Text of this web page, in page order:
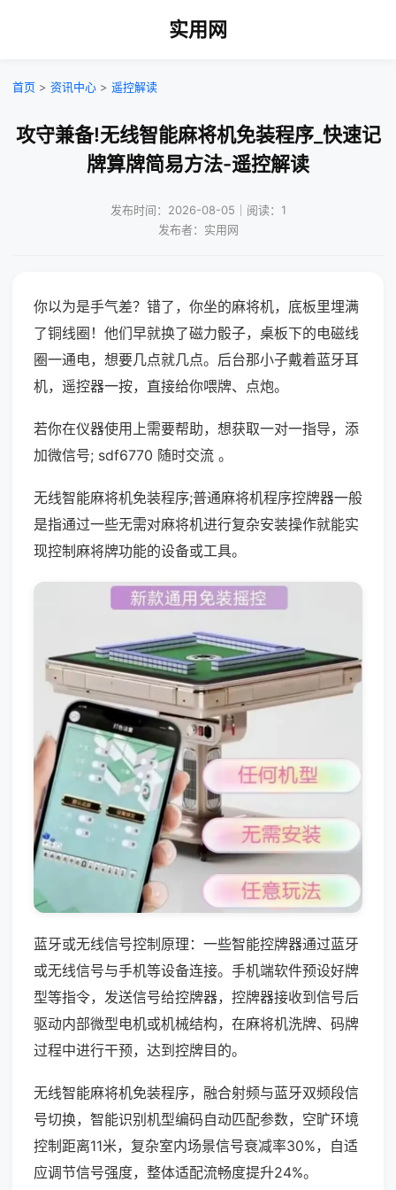
实用网
首页 > 资讯中心 > 遥控解读
攻守兼备!无线智能麻将机免装程序_快速记
牌算牌简易方法-遥控解读
发布时间：2026-08-05｜阅读：1
发布者：实用网
你以为是手气差？错了，你坐的麻将机，底板里埋满
了铜线圈！他们早就换了磁力骰子，桌板下的电磁线
圈一通电，想要几点就几点。后台那小子戴着蓝牙耳
机，遥控器一按，直接给你喂牌、点炮。
若你在仪器使用上需要帮助，想获取一对一指导，添
加微信号; sdf6770 随时交流 。
无线智能麻将机免装程序;普通麻将机程序控牌器一般
是指通过一些无需对麻将机进行复杂安装操作就能实
现控制麻将牌功能的设备或工具。
蓝牙或无线信号控制原理：一些智能控牌器通过蓝牙
或无线信号与手机等设备连接。手机端软件预设好牌
型等指令，发送信号给控牌器，控牌器接收到信号后
驱动内部微型电机或机械结构，在麻将机洗牌、码牌
过程中进行干预，达到控牌目的。
无线智能麻将机免装程序，融合射频与蓝牙双频段信
号切换，智能识别机型编码自动匹配参数，空旷环境
控制距离11米，复杂室内场景信号衰减率30%，自适
应调节信号强度，整体适配流畅度提升24%。